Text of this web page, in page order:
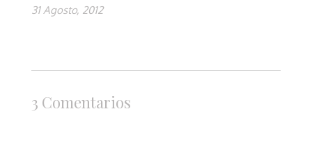
31 Agosto, 2012
3 Comentarios